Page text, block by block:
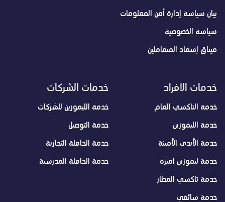
بيان سياسة إدارة أمن المعلومات
سياسة الخصوصية
ميثاق إسعاد المتعاملين
خدمات الافراد
خدمة التاكسي العام
خدمة الليموزين
خدمة الأيدي الأمينة
خدمة ليموزين اميرة
خدمة تاكسي المطار
خدمة سائقي
خدمات الشركات
خدمة الليموزين للشركات
خدمة التوصيل
خدمة الحافلة التجارية
خدمة الحافلة المدرسية